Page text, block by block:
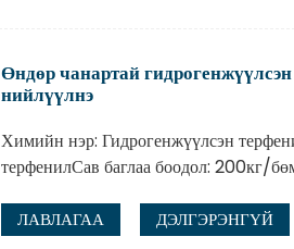
Өндөр чанартай
нийлүүлнэ
Химийн нэр: Гидрогенжүүлсэн
терфенилСав баглаа боодол: 200кг/
ЛАВЛАГАА ДЭЛГЭРЭНГҮЙ